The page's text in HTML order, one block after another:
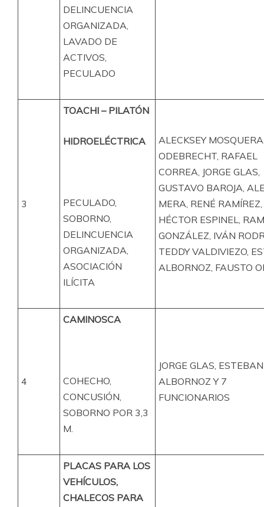
DELINCUENCIA
ORGANIZADA,
LAVADO DE
ACTIVOS,
PECULADO
3
TOACHI – PILATÓN
HIDROELÉCTRICA
PECULADO,
SOBORNO,
DELINCUENCIA
ORGANIZADA,
ASOCIACIÓN
ILÍCITA
ALECKSEY
ODEBRECHT, RAFAEL
CORREA, JORGE GLAS,
GUSTAVO BAROJA,
MERA, RENÉ RAMÍREZ,
HÉCTOR ESPINEL,
GONZÁLEZ, IVÁN
TEDDY VALDIVIEZO,
ALBORNOZ, FAUSTO
4
CAMINOSCA
COHECHO,
CONCUSIÓN,
SOBORNO POR 3,3
M.
JORGE GLAS, ESTEBAN
ALBORNOZ Y 7
FUNCIONARIOS
PLACAS PARA LOS
VEHÍCULOS,
CHALECOS PARA